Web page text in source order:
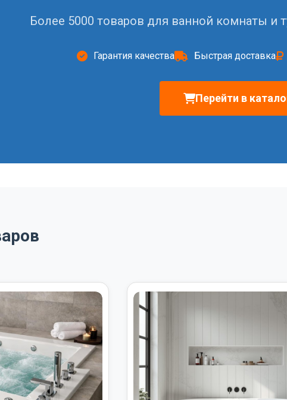
Более 5000 товаров для ванной комнаты и
Гарантия качества Быстрая доставка
Перейти в